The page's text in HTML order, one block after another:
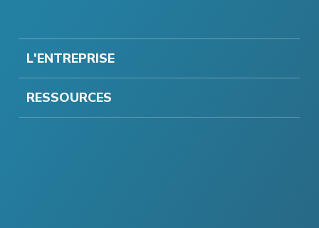
L'ENTREPRISE
RESSOURCES